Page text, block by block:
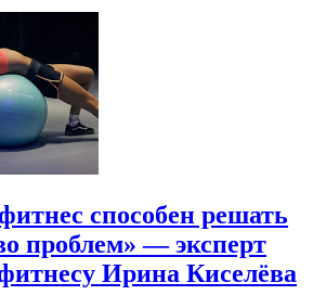
способен решать
проблем» — эксперт
Ирина Киселёва